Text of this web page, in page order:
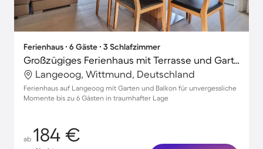
Ferienhaus ∙ 6 Gäste ∙ 3 Schlafzimmer
Großzügiges Ferienhaus mit Terrasse und Garten | Gartenblick | Strand in der Nähe | Ideal für Homeoffice
Langeoog, Wittmund, Deutschland
Ferienhaus auf Langeoog mit Garten und Balkon für unvergessliche
Momente bis zu 6 Gästen in traumhafter Lage
ab 184 €